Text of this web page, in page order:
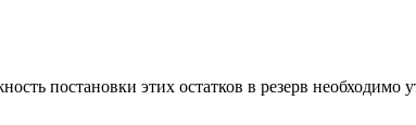
постановки этих остатков в резерв необходимо